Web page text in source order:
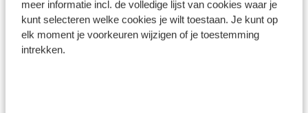
meer informatie incl. de volledige lijst van cookies waar je
kunt selecteren welke cookies je wilt toestaan. Je kunt op
elk moment je voorkeuren wijzigen of je toestemming
intrekken.